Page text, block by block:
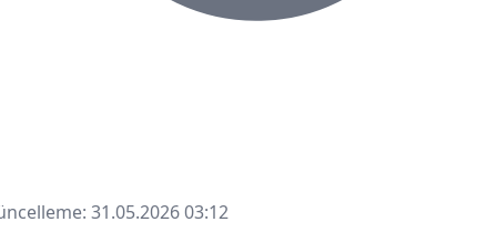
31.05.2026 03:12